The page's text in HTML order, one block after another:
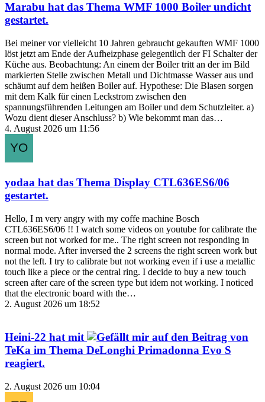
Marabu hat das Thema WMF 1000 Boiler undicht
gestartet.
Bei meiner vor vielleicht 10 Jahren gebraucht gekauften WMF 1000
löst jetzt am Ende der Aufheizphase gelegentlich der FI Schalter der
Küche aus. Beobachtung: An einem der Boiler tritt an der im Bild
markierten Stelle zwischen Metall und Dichtmasse Wasser aus und
schäumt auf dem heißen Boiler auf. Hypothese: Die Blasen sorgen
mit dem Kalk für einen Leckstrom zwischen den
spannungsführenden Leitungen am Boiler und dem Schutzleiter. a)
Wozu dient dieser Anschluss? b) Wie bekommt man das…
4. August 2026 um 11:56
yodaa hat das Thema Display CTL636ES6/06
gestartet.
Hello, I m very angry with my coffe machine Bosch
CTL636ES6/06 !! I watch some videos on youtube for calibrate the
screen but not worked for me.. The right screen not responding in
normal mode. After inversed the 2 screens the right screen work but
not the left. I try to calibrate but not working even if i use a metallic
touch like a piece or the central ring. I decide to buy a new touch
screen after care of the screen type but idem not working. I noticed
that the electronic board with the…
2. August 2026 um 18:52
Heini-22 hat mit
auf den Beitrag von
TeKa im Thema DeLonghi Primadonna Evo S
reagiert.
2. August 2026 um 10:04